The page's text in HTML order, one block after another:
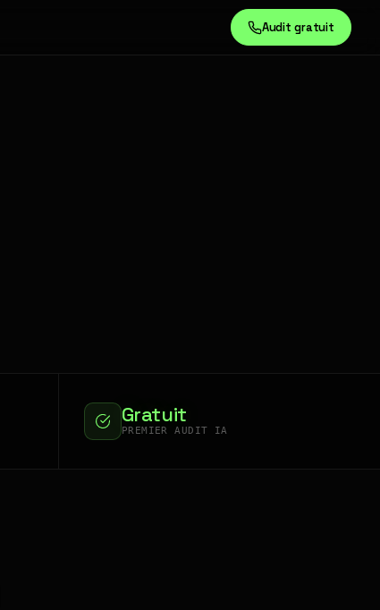
Audit gratuit
Gratuit
PREMIER AUDIT IA